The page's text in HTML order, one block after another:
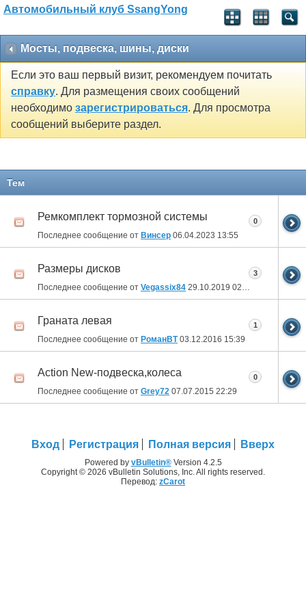
Автомобильный клуб SsangYong
Мосты, подвеска, шины, диски
Если это ваш первый визит, рекомендуем почитать
справку. Для размещения своих сообщений
необходимо зарегистрироваться. Для просмотра
сообщений выберите раздел.
Тем
Ремкомплект тормозной системы
Последнее сообщение от Винсер 06.04.2023 13:55
0
Размеры дисков
Последнее сообщение от Vegassix84 29.10.2019 02:21
3
Граната левая
Последнее сообщение от РоманВТ03.12.2016 15:39
1
Action New-подвеска,колеса
Последнее сообщение от Grey72 07.07.2015 22:29
0
Вход Регистрация Полная версия Вверх
Powered by vBulletin®Version 4.2.5
Copyright © 2026 vBulletin Solutions, Inc. All rights reserved.
Перевод: zCarot